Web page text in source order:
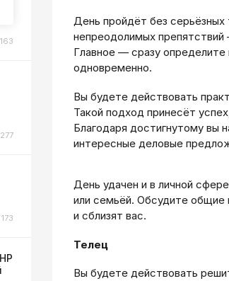
163
277
173
День пройдёт без серьёзных
непреодолимых
Главное — сразу
одновременно.
Вы будете действовать
Такой подход принесёт
Благодаря достигнутому вы
интересные деловые
День удачен и в личной
или семьёй. Обсудите общие
и сблизят вас.
Телец
Вы будете действовать